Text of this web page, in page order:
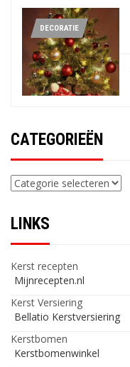
DECORATIE
CATEGORIEËN
Categorieën
LINKS
Kerst recepten
Mijnrecepten.nl
Kerst Versiering
Bellatio Kerstversiering
Kerstbomen
Kerstbomenwinkel